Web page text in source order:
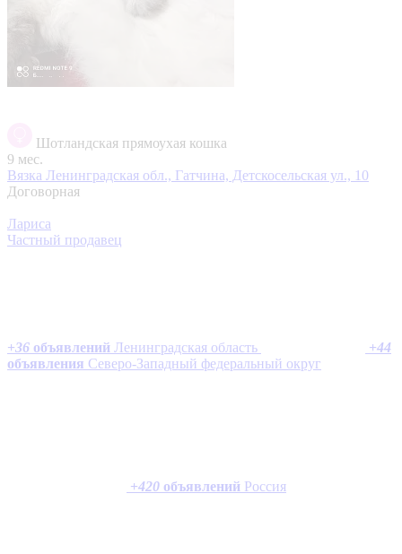
Шотландская прямоухая кошка
9 мес.
Вязка Ленинградская обл., Гатчина, Детскосельская ул., 10
Договорная
Лариса
Частный продавец
+36 объявлений Ленинградская область +44
объявления Северо-Западный федеральный округ
+420 объявлений Россия